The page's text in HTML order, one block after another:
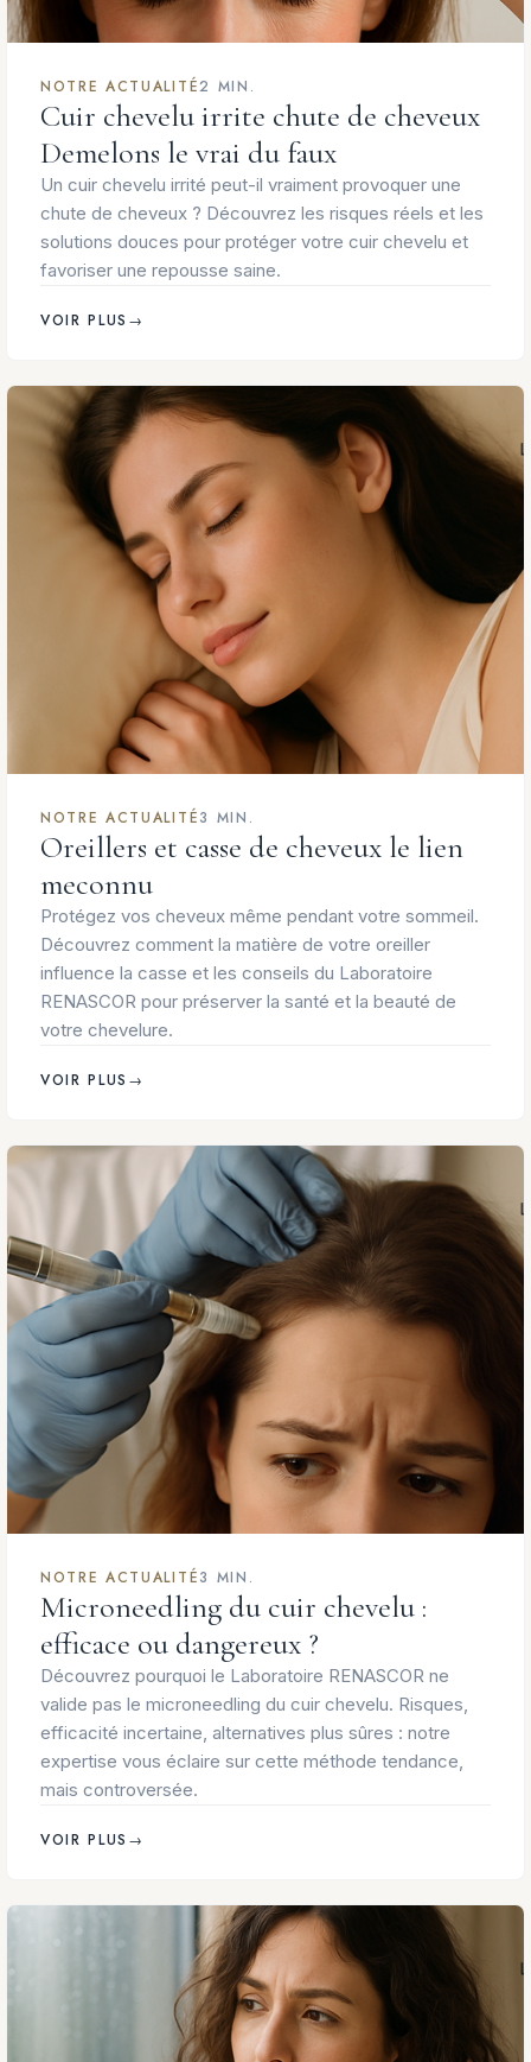
NOTRE ACTUALITÉ2 MIN.
Cuir chevelu irrite chute de cheveux
Demelons le vrai du faux
Un cuir chevelu irrité peut-il vraiment provoquer une
chute de cheveux ? Découvrez les risques réels et les
solutions douces pour protéger votre cuir chevelu et
favoriser une repousse saine.
VOIR PLUS →
NOTRE ACTUALITÉ3 MIN.
Oreillers et casse de cheveux le lien
meconnu
Protégez vos cheveux même pendant votre sommeil.
Découvrez comment la matière de votre oreiller
influence la casse et les conseils du Laboratoire
RENASCOR pour préserver la santé et la beauté de
votre chevelure.
VOIR PLUS →
NOTRE ACTUALITÉ3 MIN.
Microneedling du cuir chevelu :
efficace ou dangereux ?
Découvrez pourquoi le Laboratoire RENASCOR ne
valide pas le microneedling du cuir chevelu. Risques,
efficacité incertaine, alternatives plus sûres : notre
expertise vous éclaire sur cette méthode tendance,
mais controversée.
VOIR PLUS →